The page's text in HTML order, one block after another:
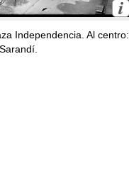
Independencia. Al centro: